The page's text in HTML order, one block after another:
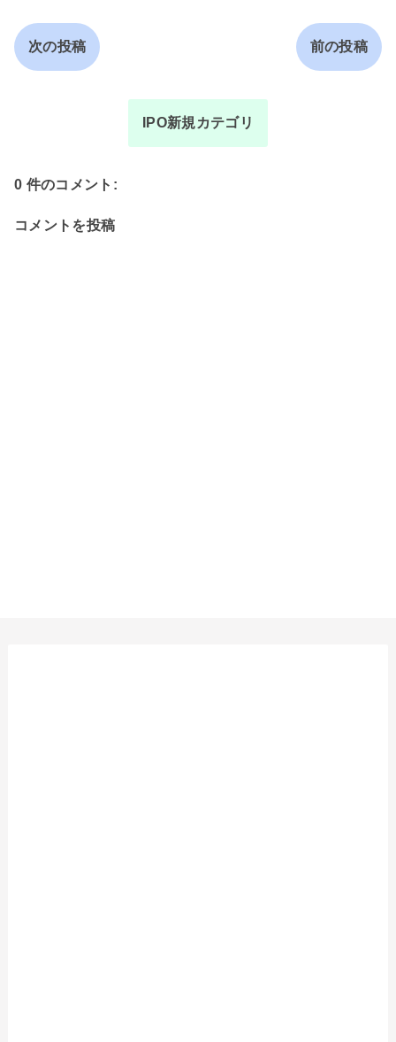
次の投稿 前の投稿
IPO新規カテゴリ
0 件のコメント:
コメントを投稿